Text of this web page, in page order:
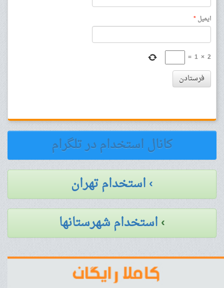
ایمیل*
2
×
1
=
فرستادن
کانال استخدام در تلگرام
› استخدام تهران
›استخدام شهرستانها